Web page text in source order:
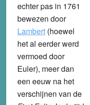
echter pas in 1761
bewezen door
Lambert(hoewel
het al eerder werd
vermoed door
Euler), meer dan
een eeuw na het
verschijnen van de